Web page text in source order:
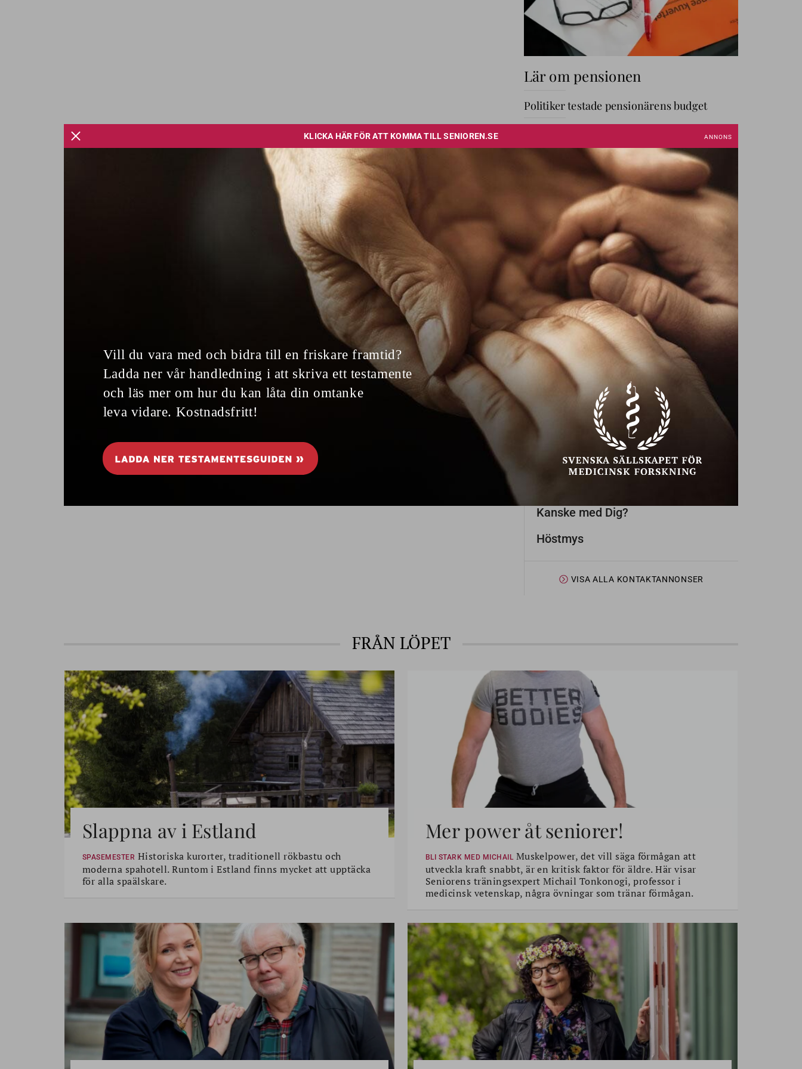
Lär om pensionen
Politiker testade pensionärens budget
GÅ TILL AVDELNING
ANNIKA OM PENGAR
Annika
Creutzer
Ekonomiska problem?
Ta hjälp!
Texter av Annika Creutzer,
NU SÖKES 32NYA VÄNNER
PÅ SENIOREN
SENAST INLAGDA
Någon trevlig kvinna som vill ses!
Kanske med Dig?
Höstmys
VISA ALLA KONTAKTANNONSER
FRÅN LÖPET
Slappna av i Estland
SPASEMESTER Historiska kurorter, traditionell rökbastu och
moderna spahotell. Runtom i Estland finns mycket att upptäcka
för alla spaälskare.
Mer power åt seniorer!
BLI STARK MED MICHAILMuskelpower, det vill säga förmågan att
utveckla kraft snabbt, är en kritisk faktor för äldre. Här visar
Seniorens träningsexpert Michail Tonkonogi, professor i
medicinsk vetenskap, några övningar som tränar förmågan.